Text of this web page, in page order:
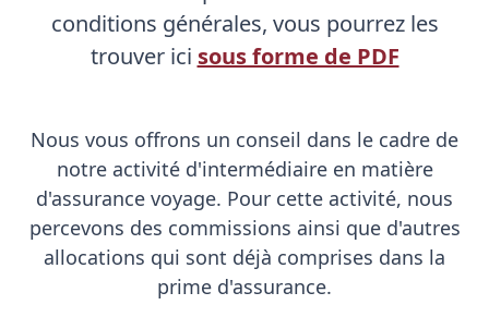
conditions générales, vous pourrez les
trouver ici sous forme de PDF
Nous vous offrons un conseil dans le cadre de
notre activité d'intermédiaire en matière
d'assurance voyage. Pour cette activité, nous
percevons des commissions ainsi que d'autres
allocations qui sont déjà comprises dans la
prime d'assurance.